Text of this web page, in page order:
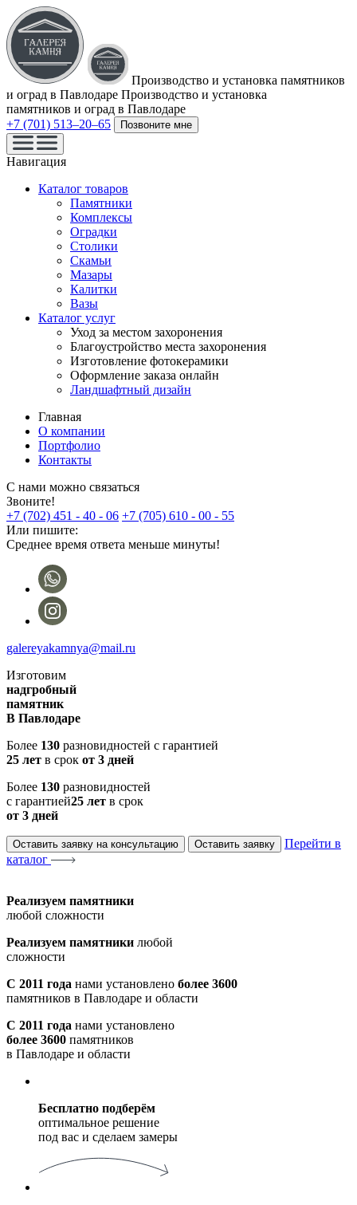
Производство и установка памятников
и оград в Павлодаре Производство и установка
памятников и оград в Павлодаре
+7 (701) 513‒20‒65
Позвоните мне
Навигация
Каталог товаров
Памятники
Комплексы
Оградки
Столики
Скамьи
Мазары
Калитки
Вазы
Каталог услуг
Уход за местом захоронения
Благоустройство места захоронения
Изготовление фотокерамики
Оформление заказа онлайн
Ландшафтный дизайн
Главная
О компании
Портфолио
Контакты
С нами можно связаться
Звоните!
+7 (702) 451 - 40 - 06 +7 (705) 610 - 00 - 55
Или пишите:
Среднее время ответа меньше минуты!
galereyakamnya@mail.ru
Изготовим
надгробный
памятник
В Павлодаре
Более 130 разновидностей с гарантией
25 лет в срок от 3 дней
Более 130 разновидностей
с гарантией25 лет в срок
от 3 дней
Оставить заявку на консультацию Оставить заявку
Перейти в
каталог
Реализуем памятники
любой сложности
Реализуем памятники любой
сложности
С 2011 года нами установлено более 3600
памятников в Павлодаре и области
С 2011 года нами установлено
более 3600 памятников
в Павлодаре и области
Бесплатно подберём
оптимальное решение
под вас и сделаем замеры